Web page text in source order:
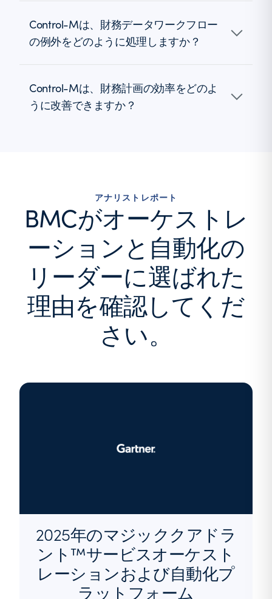
Control-Mは、財務データワークフロー
の例外をどのように処理しますか？
Control-Mは、財務計画の効率をどのよ
うに改善できますか？
アナリストレポート
BMCがオーケストレ
ーションと自動化の
リーダーに選ばれた
理由を確認してくだ
さい。
2025年のマジッククアドラ
ント™サービスオーケスト
レーションおよび自動化プ
ラットフォーム